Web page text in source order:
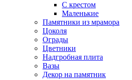
С крестом
Маленькие
Памятники из мрамора
Цоколя
Ограды
Цветники
Надгробная плита
Вазы
Декор на памятник